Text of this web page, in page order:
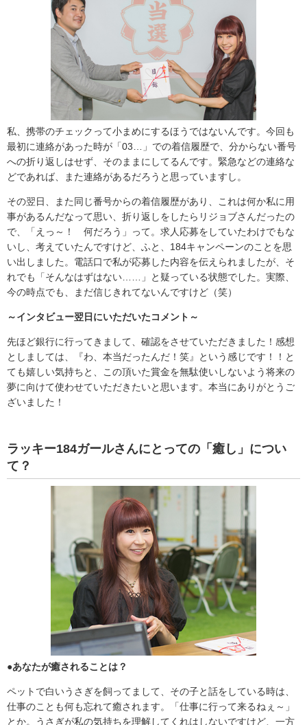
私、携帯のチェックって小まめにするほうではないんです。今回も
最初に連絡があった時が「03…」での着信履歴で、分からない番号
への折り返しはせず、そのままにしてるんです。緊急などの連絡な
どであれば、また連絡があるだろうと思っていますし。
その翌日、また同じ番号からの着信履歴があり、これは何か私に用
事があるんだなって思い、折り返しをしたらリジョブさんだったの
で、「えっ～！ 何だろう」って。求人応募をしていたわけでもな
いし、考えていたんですけど、ふと、184キャンペーンのことを思
い出しました。電話口で私が応募した内容を伝えられましたが、そ
れでも「そんなはずはない……」と疑っている状態でした。実際、
今の時点でも、まだ信じきれてないんですけど（笑）
～インタビュー翌日にいただいたコメント～
先ほど銀行に行ってきまして、確認をさせていただきました！感想
としましては、『わ、本当だったんだ！笑』という感じです！！と
ても嬉しい気持ちと、この頂いた賞金を無駄使いしないよう将来の
夢に向けて使わせていただきたいと思います。本当にありがとうご
ざいました！
ラッキー184ガールさんにとっての「癒し」につい
て？
●あなたが癒されることは？
ペットで白いうさぎを飼ってまして、その子と話をしている時は、
仕事のことも何も忘れて癒されます。「仕事に行って来るねぇ～」
とか。うさぎが私の気持ちを理解してくれはしないですけど、一方